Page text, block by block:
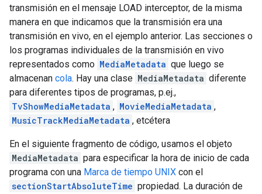
transmisión en el mensaje LOAD interceptor, de la misma
manera en que indicamos que la transmisión era una
transmisión en vivo, en el ejemplo anterior. Las secciones o
los programas individuales de la transmisión en vivo
representados como MediaMetadata que luego se
almacenan cola. Hay una clase MediaMetadata diferente
para diferentes tipos de programas, p.ej.,
TvShowMediaMetadata , MovieMediaMetadata ,
MusicTrackMediaMetadata , etcétera
En el siguiente fragmento de código, usamos el objeto
MediaMetadata para especificar la hora de inicio de cada
programa con una Marca de tiempo UNIX con el
sectionStartAbsoluteTime propiedad. La duración de